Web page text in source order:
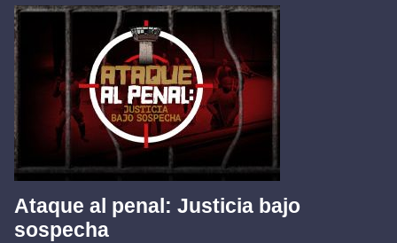
Ataque al penal: Justicia bajo
sospecha